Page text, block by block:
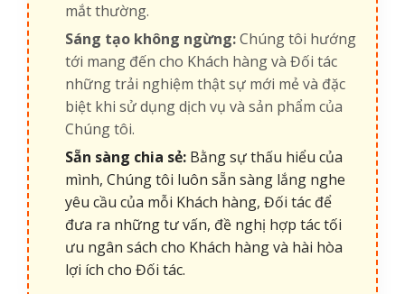
mắt thường.
Sáng tạo không ngừng:Chúng tôi hướng
tới mang đến cho Khách hàng và Đối tác
những trải nghiệm thật sự mới mẻ và đặc
biệt khi sử dụng dịch vụ và sản phẩm của
Chúng tôi.
Sẵn sàng chia sẻ: Bằng sự thấu hiểu của
mình, Chúng tôi luôn sẵn sàng lắng nghe
yêu cầu của mỗi Khách hàng, Đối tác để
đưa ra những tư vấn, đề nghị hợp tác tối
ưu ngân sách cho Khách hàng và hài hòa
lợi ích cho Đối tác.